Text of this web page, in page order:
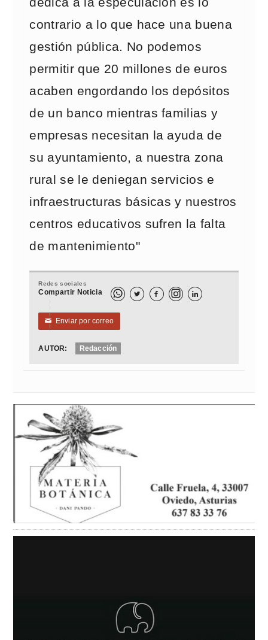
contrario a lo que hace una buena
gestión pública. No podemos
permitir que 20 millones de euros
acaben engordando los depósitos
de un banco mientras familias y
empresas necesitan la ayuda de
su ayuntamiento, a nuestra zona
rural se le deniegan servicios e
infraestructuras básicas y nuestros
centros educativos sufren la falta
de mantenimiento"
Redes sociales
Compartir Noticia   
✉ Enviar por correo
AUTOR: Redacción